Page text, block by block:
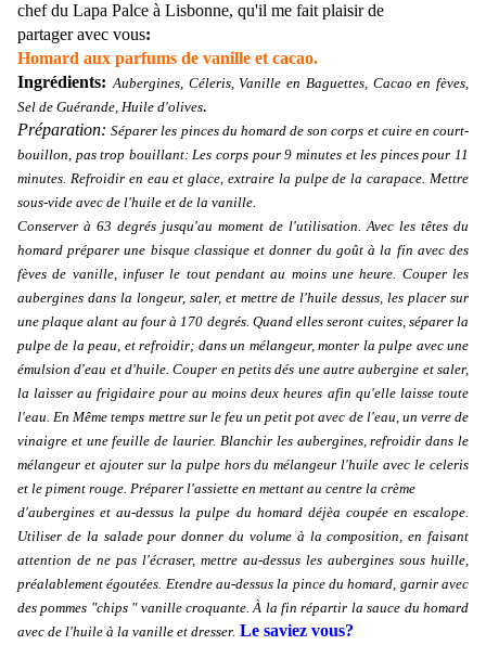
chef du Lapa Palce à Lisbonne, qu'il me fait plaisir de
partager avec vous:
Homard aux parfums de vanille et cacao.
Ingrédients: Aubergines, Céleris, Vanille en Baguettes, Cacao en fèves,
Sel de Guérande, Huile d'olives.
Préparation:Séparer les pinces du homard de son corps et cuire en court-
bouillon, pas trop bouillant: Les corps pour 9 minutes et les pinces pour 11
minutes. Refroidir en eau et glace, extraire la pulpe de la carapace. Mettre
sous-vide avec de l'huile et de la vanille.
Conserver à 63 degrés jusqu'au moment de l'utilisation. Avec les têtes du
homard préparer une bisque classique et donner du goût à la fin avec des
fèves de vanille, infuser le tout pendant au moins une heure. Couper les
aubergines dans la longeur, saler, et mettre de l'huile dessus, les placer sur
une plaque alant au four à 170 degrés. Quand elles seront cuites, séparer la
pulpe de la peau, et refroidir; dans un mélangeur, monter la pulpe avec une
émulsion d'eau et d'huile. Couper en petits dés une autre aubergine et saler,
la laisser au frigidaire pour au moins deux heures afin qu'elle laisse toute
l'eau. En Même temps mettre sur le feu un petit pot avec de l'eau, un verre de
vinaigre et une feuille de laurier. Blanchir les aubergines, refroidir dans le
mélangeur et ajouter sur la pulpe hors du mélangeur l'huile avec le celeris
et le piment rouge. Préparer l'assiette en mettant au centre la crème
d'aubergines et au-dessus la pulpe du homard déjèa coupée en escalope.
Utiliser de la salade pour donner du volume à la composition, en faisant
attention de ne pas l'écraser, mettre au-dessus les aubergines sous huille,
préalablement égoutées. Etendre au-dessus la pince du homard, garnir avec
des pommes "chips " vanille croquante. À la fin répartir la sauce du homard
avec de l'huile à la vanille et dresser. Le saviez vous?